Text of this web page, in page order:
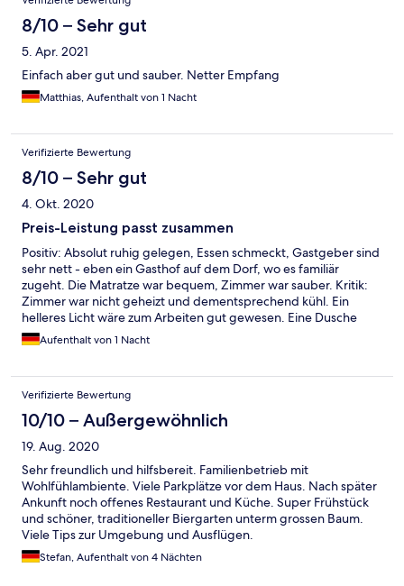
8/10 – Sehr gut
5. Apr. 2021
Einfach aber gut und sauber. Netter Empfang
Matthias, Aufenthalt von 1 Nacht
Verifizierte Bewertung
8/10 – Sehr gut
4. Okt. 2020
Preis-Leistung passt zusammen
Positiv: Absolut ruhig gelegen, Essen schmeckt, Gastgeber sind
sehr nett - eben ein Gasthof auf dem Dorf, wo es familiär
zugeht. Die Matratze war bequem, Zimmer war sauber. Kritik:
Zimmer war nicht geheizt und dementsprechend kühl. Ein
helleres Licht wäre zum Arbeiten gut gewesen. Eine Dusche
ohne Mischbatterie habe ich auch schon länger nicht mehr
gesehen.
Aufenthalt von 1 Nacht
Verifizierte Bewertung
10/10 – Außergewöhnlich
19. Aug. 2020
Sehr freundlich und hilfsbereit. Familienbetrieb mit
Wohlfühlambiente. Viele Parkplätze vor dem Haus. Nach später
Ankunft noch offenes Restaurant und Küche. Super Frühstück
und schöner, traditioneller Biergarten unterm grossen Baum.
Viele Tips zur Umgebung und Ausflügen.
Stefan, Aufenthalt von 4 Nächten